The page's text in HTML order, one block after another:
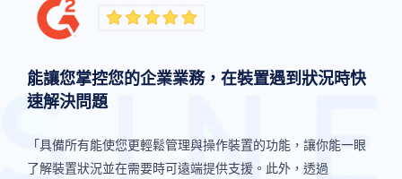
裝置在全國各處移動。使用 AirDroid Business 讓我們能從總辦
公室直接監看和管理我們布建在裝置上的應用程式。現在我們
能讓您掌控您的企業業務，在裝置遇到狀況時快
速解決問題
「具備所有能使您更輕鬆管理與操作裝置的功能，讓你能一眼
了解裝置狀況並在需要時可遠端提供支援。此外，透過
裝置在全國各處移動。使用 AirDroid Business 讓我們能從總辦
公室直接監看和管理我們布建在裝置上的應用程式。現在我們
Tiledi Kekana, 總監
「具備所有能使您更輕鬆管理與操作裝置的功能，讓你能一眼
了解裝置狀況並在需要時可遠端提供支援。此外，透過